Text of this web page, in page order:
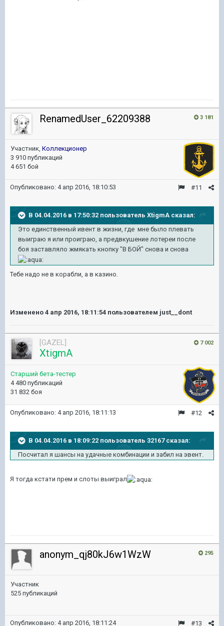
3 181
RenamedUser_62209388
Участник, Коллекционер
3 910 публикаций
4 651 бой
#11
Опубликовано: 4 апр 2016, 18:10:53
В 04.04.2016 в 17:50:32 пользователь XtigmA сказал:
Это единственный ивент в жизни, где мне было плевать
выиграю я или проиграю, а предвкушение лотереи после
боя заставляло жмякать кнопку "В БОЙ" снова и снова
Тебе надо не в корабли, а в казино.
Изменено 4 апр 2016, 18:11:54 пользователем just__dont
7 002
[GAZEL]
XtigmA
Старший бета-тестер
4 480 публикаций
31 832 боя
#12
Опубликовано: 4 апр 2016, 18:11:13
В 04.04.2016 в 18:09:22 пользователь 32167 сказал:
Посчитал я шансы на удачные комбинации и забил на эвент.
Я тогда кстати прем и слоты выиграл
295
anonym_qj80kJ6w1WzW
Участник
525 публикаций
#13
Опубликовано: 4 апр 2016, 18:11:24